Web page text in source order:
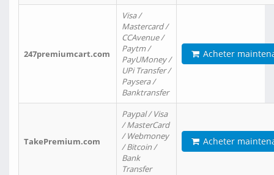
247premiumcart.com
Visa /
Mastercard /
CCAvenue /
Paytm /
PayUMoney /
UPi Transfer /
Paysera /
Banktransfer
Acheter
TakePremium.com
Paypal / Visa
/ MasterCard
/ Webmoney
/ Bitcoin /
Bank
Transfer
Acheter